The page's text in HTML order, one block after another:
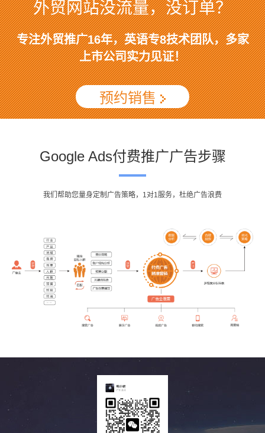
外贸网站没流量，没订单？
专注外贸推广16年，英语专8技术团队，多家
上市公司实力见证！
预约销售
Google Ads付费推广广告步骤
我们帮助您量身定制广告策略，1对1服务，杜绝广告浪费